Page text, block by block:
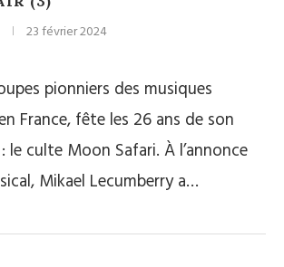
23 février 2024
pionniers des musiques
France, fête les 26 ans de son
le culte Moon Safari. À l’annonce
Mikael Lecumberry a…